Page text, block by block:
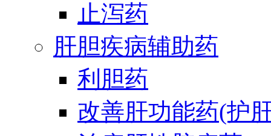
止泻药
肝胆疾病辅助药
利胆药
改善肝功能药(护